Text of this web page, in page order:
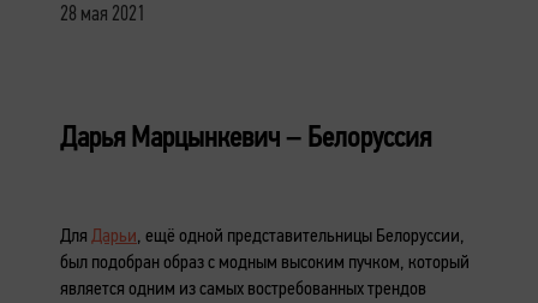
28 мая 2021
Дарья Марцынкевич – Белоруссия
Для Дарьи , ещё одной представительницы Белоруссии,
был подобран образ с модным высоким пучком, который
является одним из самых востребованных трендов